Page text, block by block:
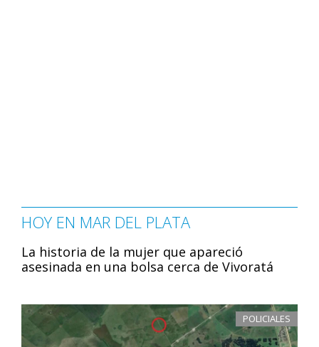
HOY EN MAR DEL PLATA
La historia de la mujer que apareció
asesinada en una bolsa cerca de Vivoratá
POLICIALES